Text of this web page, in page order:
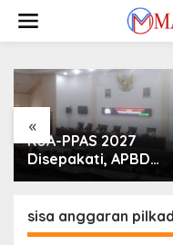
konten
«
KUA-PPAS 2027
Disepakati, APBD
Sampang Defisit Rp
sisa anggaran